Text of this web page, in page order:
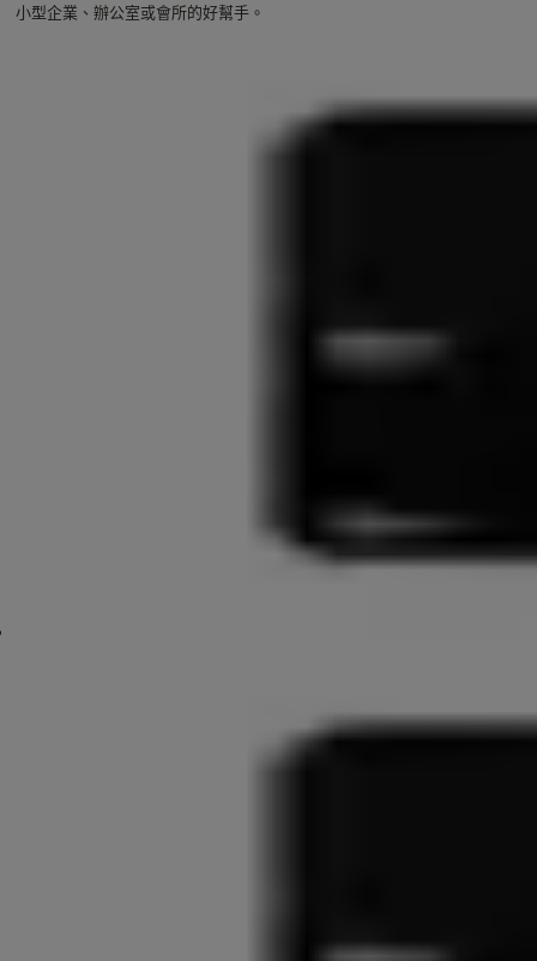
小型企業、辦公室或會所的好幫手。